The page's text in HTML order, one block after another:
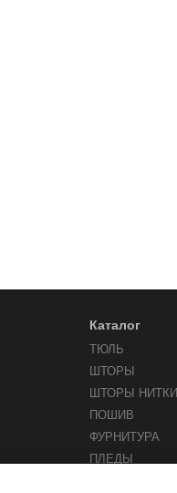
Каталог
ТЮЛЬ
ШТОРЫ
ШТОРЫ НИТКИ
ПОШИВ
ФУРНИТУРА
ПЛЕДЫ